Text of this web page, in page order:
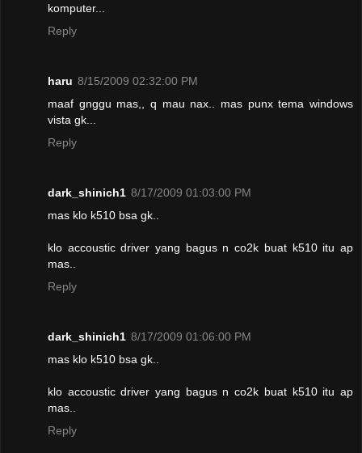
komputer...
Reply
haru 8/15/2009 02:32:00 PM
maaf gnggu mas,, q mau nax.. mas punx tema windows
vista gk...
Reply
dark_shinich1 8/17/2009 01:03:00 PM
mas klo k510 bsa gk..
klo accoustic driver yang bagus n co2k buat k510 itu ap
mas..
Reply
dark_shinich1 8/17/2009 01:06:00 PM
mas klo k510 bsa gk..
klo accoustic driver yang bagus n co2k buat k510 itu ap
mas..
Reply